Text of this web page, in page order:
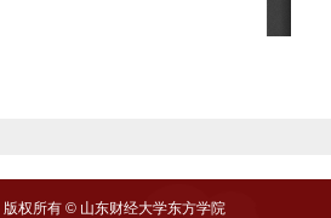
版权所有 © 山东财经大学东方学院